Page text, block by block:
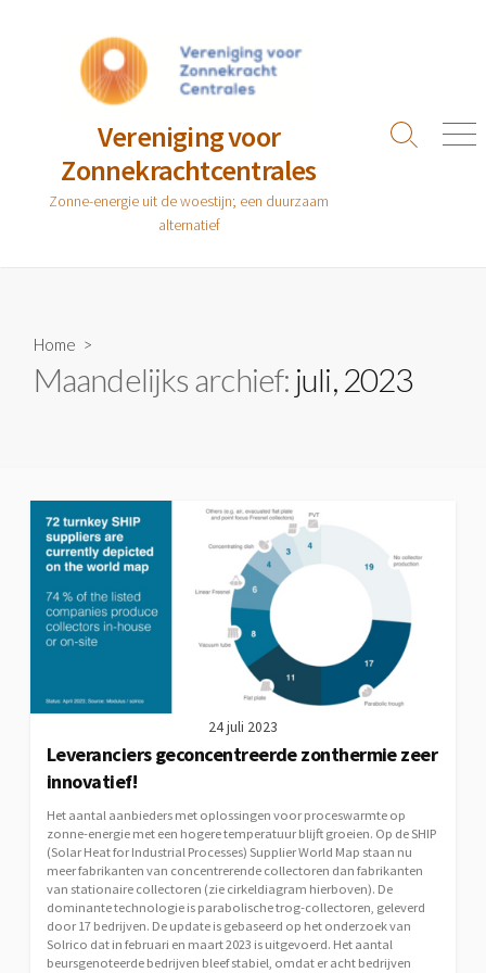
Vereniging voor
Zonnekrachtcentrales
Zonne-energie uit de woestijn; een duurzaam
alternatief
Zoeken
Home >
Maandelijks archief: juli, 2023
24 juli 2023
Leveranciers geconcentreerde zonthermie zeer
innovatief!
Het aantal aanbieders met oplossingen voor proceswarmte op
zonne-energie met een hogere temperatuur blijft groeien. Op de SHIP
(Solar Heat for Industrial Processes) Supplier World Map staan nu
meer fabrikanten van concentrerende collectoren dan fabrikanten
van stationaire collectoren (zie cirkeldiagram hierboven). De
dominante technologie is parabolische trog-collectoren, geleverd
door 17 bedrijven. De update is gebaseerd op het onderzoek van
Solrico dat in februari en maart 2023 is uitgevoerd. Het aantal
beursgenoteerde bedrijven bleef stabiel, omdat er acht bedrijven